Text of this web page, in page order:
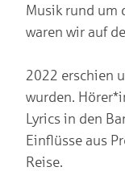
Musik rund um
waren wir auf
2022 erschien
wurden.
Lyrics in den
Einflüsse aus
Reise.